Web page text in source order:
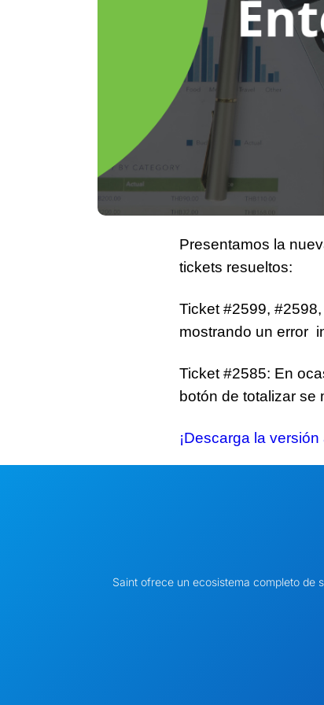
Presentamos la
tickets resueltos:
Ticket #2599,
mostrando un error
Ticket #2585: En
botón de totalizar se
¡Descarga la versión
Saint ofrece un ecosistema completo de